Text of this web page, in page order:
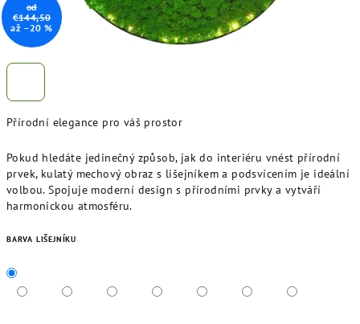
Přírodní elegance pro váš prostor
Pokud hledáte jedinečný způsob, jak do interiéru vnést přírodní
prvek, kulatý mechový obraz s lišejníkem a podsvícením je ideální
volbou. Spojuje moderní design s přírodními prvky a vytváří
harmonickou atmosféru.
BARVA LIŠEJNÍKU
od
€144,50
až –20 %